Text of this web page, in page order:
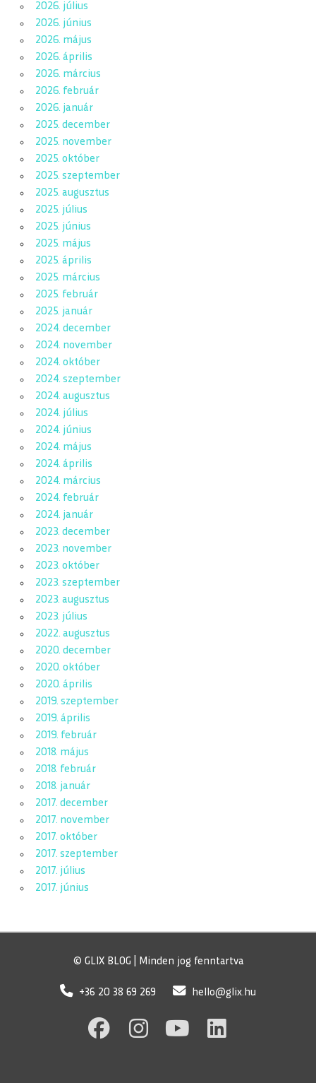
2026. július
2026. június
2026. május
2026. április
2026. március
2026. február
2026. január
2025. december
2025. november
2025. október
2025. szeptember
2025. augusztus
2025. július
2025. június
2025. május
2025. április
2025. március
2025. február
2025. január
2024. december
2024. november
2024. október
2024. szeptember
2024. augusztus
2024. július
2024. június
2024. május
2024. április
2024. március
2024. február
2024. január
2023. december
2023. november
2023. október
2023. szeptember
2023. augusztus
2023. július
2022. augusztus
2020. december
2020. október
2020. április
2019. szeptember
2019. április
2019. február
2018. május
2018. február
2018. január
2017. december
2017. november
2017. október
2017. szeptember
2017. július
2017. június
© GLIX BLOG | Minden jog fenntartva
+36 20 38 69 269 hello@glix.hu